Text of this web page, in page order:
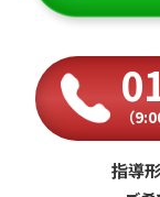
（
指導